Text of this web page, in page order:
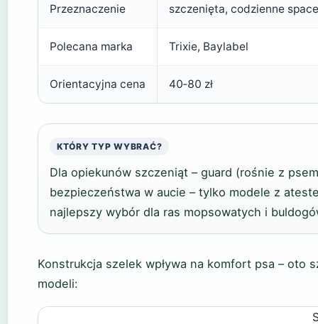
Przeznaczenie szczenięta, codzienne
Polecana marka Trixie, Baylabel
Orientacyjna cena 40‑80 zł
KTÓRY TYP WYBRAĆ?
Dla opiekunów szczeniąt – guard (rośnie z
bezpieczeństwa w aucie – tylko modele z
najlepszy wybór dla ras mopsowatych i
Konstrukcja szelek wpływa na komfort psa – oto
modeli: